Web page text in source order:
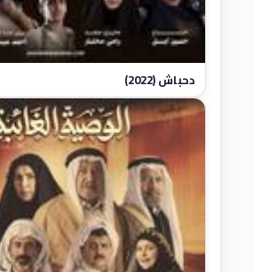
دحباش (2022)